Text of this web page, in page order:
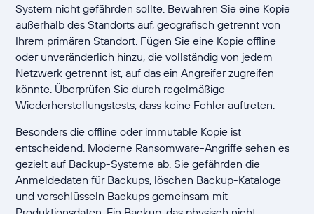
System nicht gefährden sollte. Bewahren Sie eine Kopie
außerhalb des Standorts auf, geografisch getrennt von
Ihrem primären Standort. Fügen Sie eine Kopie offline
oder unveränderlich hinzu, die vollständig von jedem
Netzwerk getrennt ist, auf das ein Angreifer zugreifen
könnte. Überprüfen Sie durch regelmäßige
Wiederherstellungstests, dass keine Fehler auftreten.
Besonders die offline oder immutable Kopie ist
entscheidend. Moderne Ransomware-Angriffe sehen es
gezielt auf Backup-Systeme ab. Sie gefährden die
Anmeldedaten für Backups, löschen Backup-Kataloge
und verschlüsseln Backups gemeinsam mit